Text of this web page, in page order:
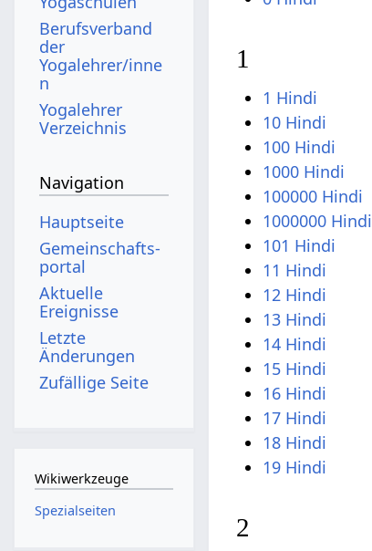
1
1 Hindi
10 Hindi
100 Hindi
1000 Hindi
100000 Hindi
1000000 Hindi
101 Hindi
11 Hindi
12 Hindi
13 Hindi
14 Hindi
15 Hindi
16 Hindi
17 Hindi
18 Hindi
19 Hindi
2
Berufsverband
der
Yogalehrer/inne
n
Yogalehrer
Verzeichnis
Navigation
Hauptseite
Gemeinschafts­
portal
Aktuelle
Ereignisse
Letzte
Änderungen
Zufällige Seite
Wikiwerkzeuge
Spezialseiten